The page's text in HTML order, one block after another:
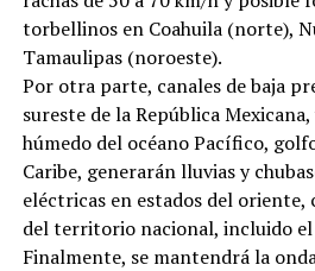
torbellinos en Coahuila (norte),
Tamaulipas (noroeste).
Por otra parte, canales de baja
sureste de la República
húmedo del océano Pacífico,
Caribe, generarán lluvias y
eléctricas en estados del oriente,
del territorio nacional, incluido el
Finalmente, se mantendrá la